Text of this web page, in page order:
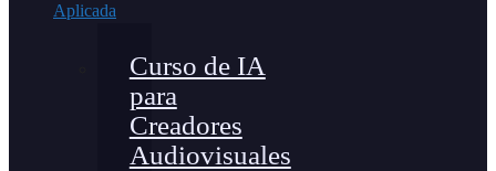
Aplicada
Curso de IA
para
Creadores
Audiovisuales